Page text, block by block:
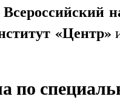
Всероссийский
«Центр»
по